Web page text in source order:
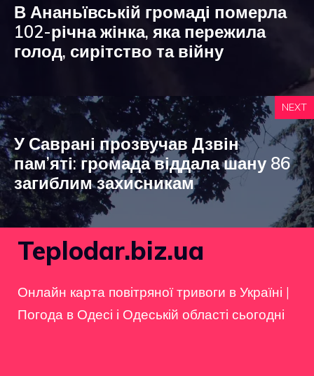
В Ананьївській громаді померла
102-річна жінка, яка пережила
голод, сирітство та війну
NEXT
У Саврані прозвучав Дзвін
пам’яті: громада віддала шану 86
загиблим захисникам
Teplodar.biz.ua
Онлайн карта повітряної тривоги в Україні |
Погода в Одесі і Одеській області сьогодні